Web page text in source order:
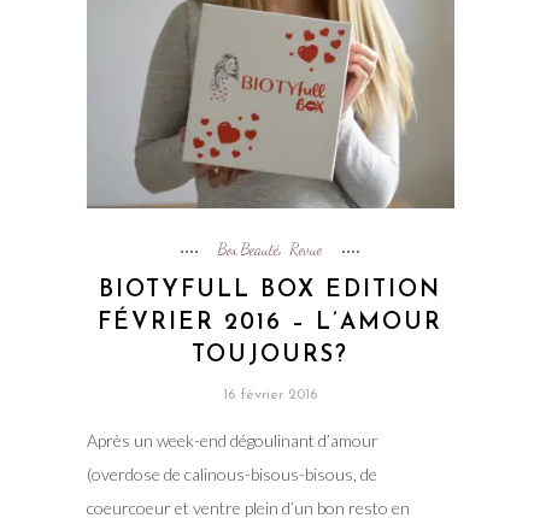
Box Beauté, Revue
BIOTYFULL BOX EDITION
FÉVRIER 2016 – L’AMOUR
TOUJOURS?
16 février 2016
Après un week-end dégoulinant d’amour
(overdose de calinous-bisous-bisous, de
coeurcoeur et ventre plein d’un bon resto en